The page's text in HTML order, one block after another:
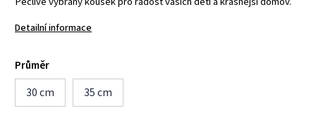
Detailní informace
Průměr
30 cm
35 cm